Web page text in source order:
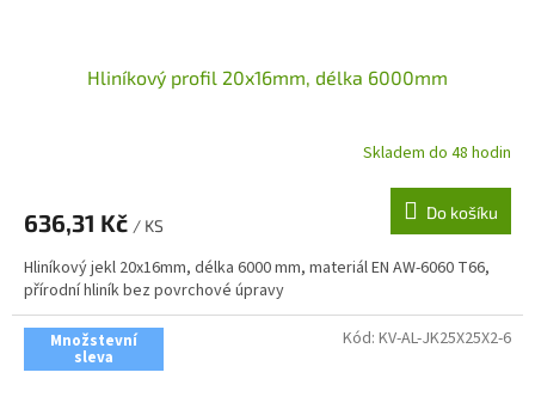
Hliníkový profil 20x16mm, délka 6000mm
Skladem do 48 hodin
636,31 Kč / KS
Do košíku
Hliníkový jekl 20x16mm, délka 6000 mm, materiál EN AW-6060 T66,
přírodní hliník bez povrchové úpravy
Množstevní
sleva
Kód: KV-AL-JK25X25X2-6